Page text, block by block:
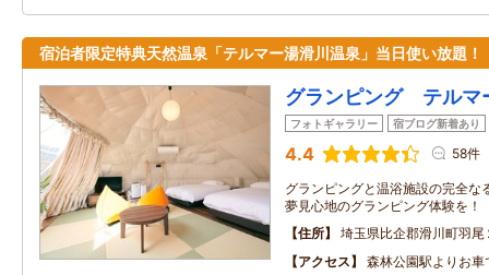
宿泊者限定特典天然温泉「テルマー湯滑川温泉」当日使い放題！
グランピング テルマ
フォトギャラリー 宿ブログ新着あり
4.4 58件
グランピングと温浴施設の完全な
夢見心地のグランピング体験を！
住所
埼玉県比企郡滑川町羽尾
アクセス
森林公園駅よりお車